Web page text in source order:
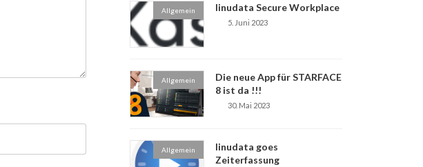
Allgemein linudata Secure Workplace
5. Juni 2023
Allgemein
Die neue App für STARFACE
8 ist da !!!
30. Mai 2023
Allgemein
linudata goes
Zeiterfassung